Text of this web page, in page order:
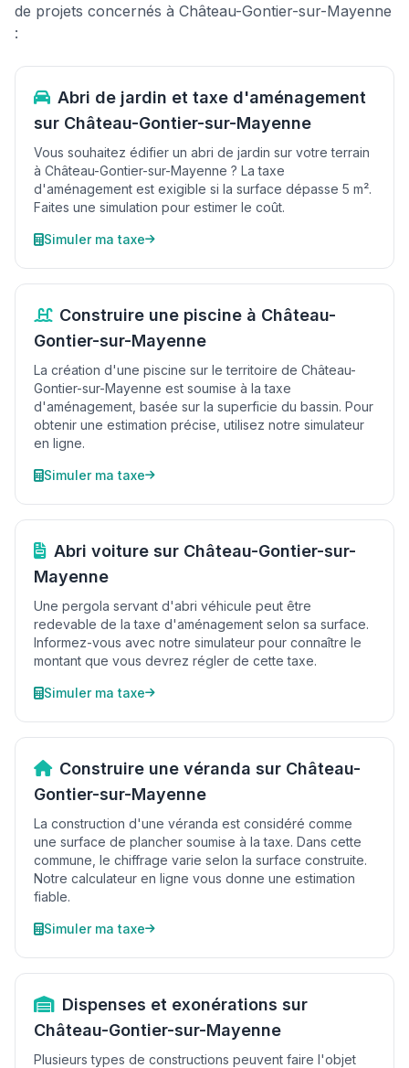
de projets concernés à Château-Gontier-sur-Mayenne
:
Abri de jardin et taxe d'aménagement
sur Château-Gontier-sur-Mayenne
Vous souhaitez édifier un abri de jardin sur votre terrain
à Château-Gontier-sur-Mayenne ? La taxe
d'aménagement est exigible si la surface dépasse 5 m².
Faites une simulation pour estimer le coût.
Simuler ma taxe
Construire une piscine à Château-
Gontier-sur-Mayenne
La création d'une piscine sur le territoire de Château-
Gontier-sur-Mayenne est soumise à la taxe
d'aménagement, basée sur la superficie du bassin. Pour
obtenir une estimation précise, utilisez notre simulateur
en ligne.
Simuler ma taxe
Abri voiture sur Château-Gontier-sur-
Mayenne
Une pergola servant d'abri véhicule peut être
redevable de la taxe d'aménagement selon sa surface.
Informez-vous avec notre simulateur pour connaître le
montant que vous devrez régler de cette taxe.
Simuler ma taxe
Construire une véranda sur Château-
Gontier-sur-Mayenne
La construction d'une véranda est considéré comme
une surface de plancher soumise à la taxe. Dans cette
commune, le chiffrage varie selon la surface construite.
Notre calculateur en ligne vous donne une estimation
fiable.
Simuler ma taxe
Dispenses et exonérations sur
Château-Gontier-sur-Mayenne
Plusieurs types de constructions peuvent faire l'objet